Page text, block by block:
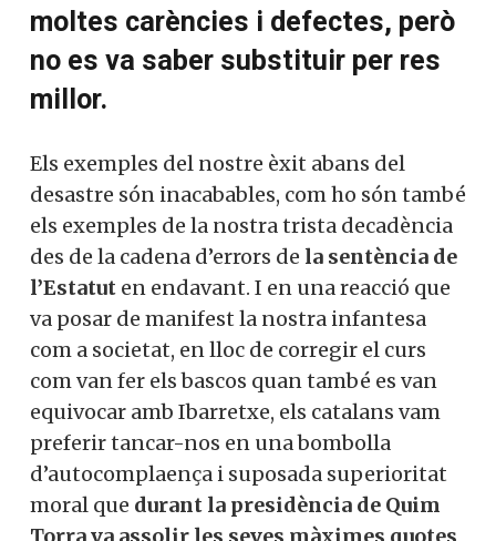
moltes carències i defectes, però
no es va saber substituir per res
millor.
Els exemples del nostre èxit abans del
desastre són inacabables, com ho són també
els exemples de la nostra trista decadència
des de la cadena d’errors de la sentència de
l’Estatut en endavant. I en una reacció que
va posar de manifest la nostra infantesa
com a societat, en lloc de corregir el curs
com van fer els bascos quan també es van
equivocar amb Ibarretxe, els catalans vam
preferir tancar-nos en una bombolla
d’autocomplaença i suposada superioritat
moral que durant la presidència de Quim
Torra va assolir les seves màximes quotes